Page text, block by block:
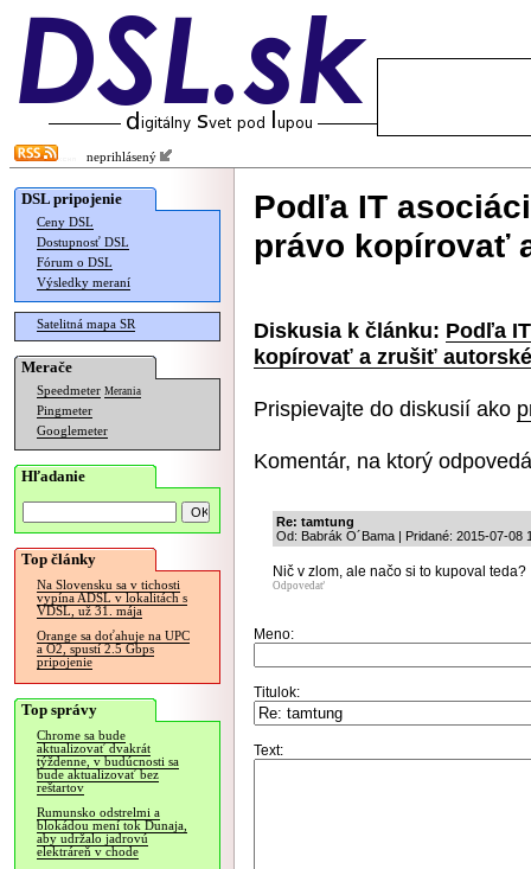
neprihlásený
DSL pripojenie
Ceny DSL
Dostupnosť DSL
Fórum o DSL
Výsledky meraní
Satelitná mapa SR
Merače
Speedmeter Merania
Pingmeter
Googlemeter
Hľadanie
Top články
Na Slovensku sa v tichosti
vypína ADSL v lokalitách s
VDSL, už 31. mája
Orange sa doťahuje na UPC
a O2, spustí 2.5 Gbps
pripojenie
Top správy
Chrome sa bude
aktualizovať dvakrát
týždenne, v budúcnosti sa
bude aktualizovať bez
reštartov
Rumunsko odstrelmi a
blokádou mení tok Dunaja,
aby udržalo jadrovú
elektráreň v chode
Podľa IT
právo kopírovať
Diskusia k článku: Podľa
kopírovať a zrušiť
Prispievajte do diskusií ako
Komentár, na ktorý
Re: tamtung
Od: Babrák O´Bama | Pridané: 2015-07-08
Nič v zlom, ale načo si to kupoval teda?
Odpovedať
Meno:
Titulok:
Text: